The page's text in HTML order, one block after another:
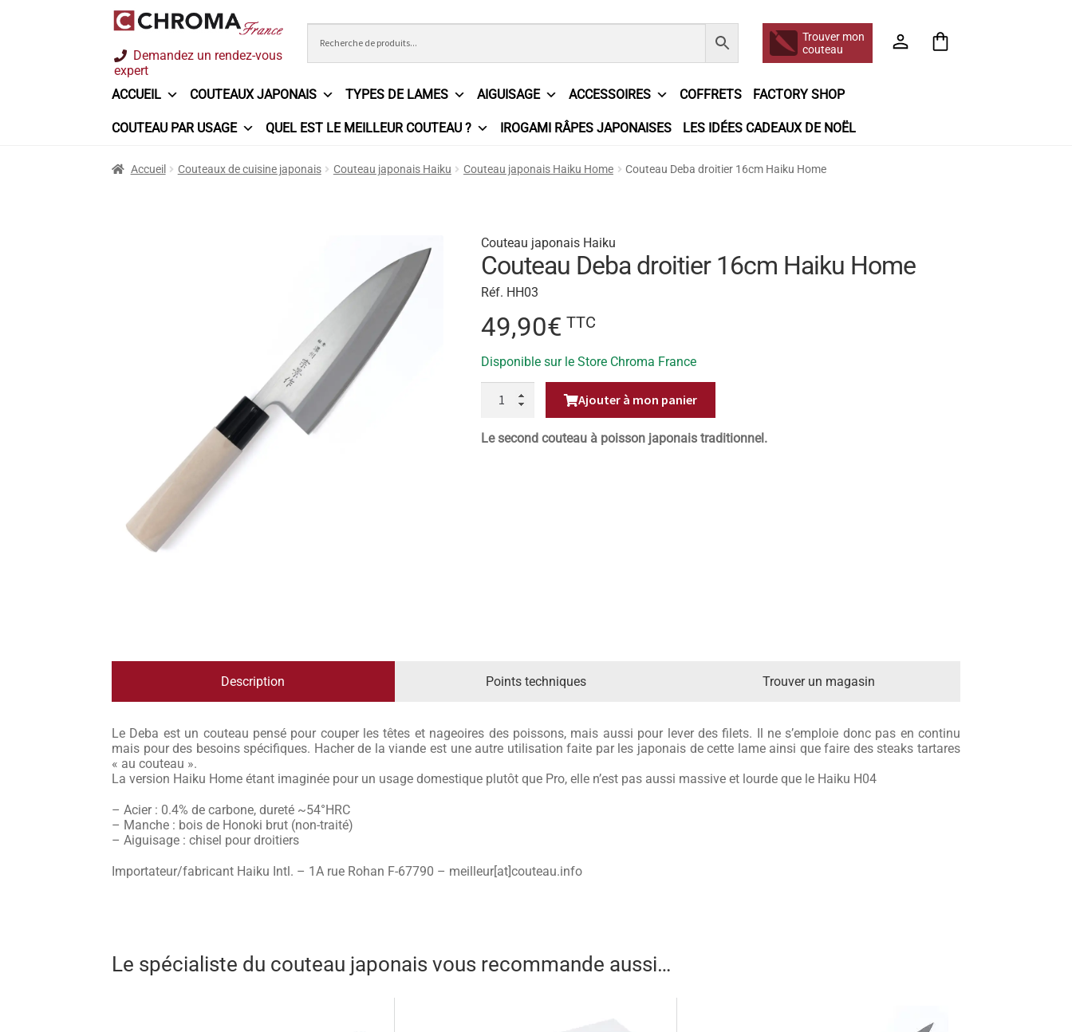
Aller
à
la
navigation
Aller
au
contenu
Demandez un rendez-vous
expert
Trouver mon
couteau
ACCUEIL COUTEAUX JAPONAIS TYPES DE LAMES AIGUISAGE ACCESSOIRES COFFRETS FACTORY SHOP
COUTEAU PAR USAGE QUEL EST LE MEILLEUR COUTEAU ? IROGAMI RÂPES JAPONAISES LES IDÉES CADEAUX DE NOËL
AccueilChroma France Commande Conditions Générales de Vente Contact Demande de devis Expédition le jour même Frais de port
Revue de presse Téléchargements
Accueil Couteaux de cuisine japonais Couteau japonais Haiku Couteau japonais Haiku Home Couteau Deba droitier 16cm Haiku Home
Couteau japonais Haiku
Couteau Deba droitier 16cm Haiku Home
Réf. HH03
49,90€ TTC
Disponible sur le Store Chroma France
DROITIER
Ajouter à mon panier
Le second couteau à poisson japonais traditionnel.
Description Points techniques Trouver un magasin
Le Deba est un couteau pensé pour couper les têtes et nageoires des poissons, mais aussi pour lever des filets. Il ne s’emploie donc pas en continu
mais pour des besoins spécifiques. Hacher de la viande est une autre utilisation faite par les japonais de cette lame ainsi que faire des steaks tartares
« au couteau ».
La version Haiku Home étant imaginée pour un usage domestique plutôt que Pro, elle n’est pas aussi massive et lourde que le Haiku H04
– Acier : 0.4% de carbone, dureté ~54°HRC
– Manche : bois de Honoki brut (non-traité)
– Aiguisage : chisel pour droitiers
Importateur/fabricant Haiku Intl. – 1A rue Rohan F-67790 – meilleur[at]couteau.info
Le spécialiste du couteau japonais vous recommande aussi…